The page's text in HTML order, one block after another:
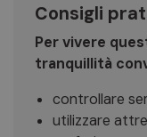
Consigli
Per vivere
tranquillità
controllare
utilizzare